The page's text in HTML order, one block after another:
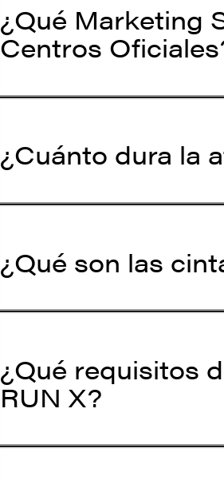
¿Qué Marketing
Centros
¿Cuánto dura la
¿Qué son las
¿Qué requisitos
RUN X?